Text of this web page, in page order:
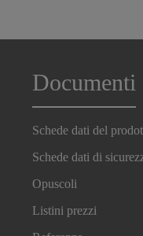
Documenti
Schede dati del
Schede dati di
Opuscoli
Listini prezzi